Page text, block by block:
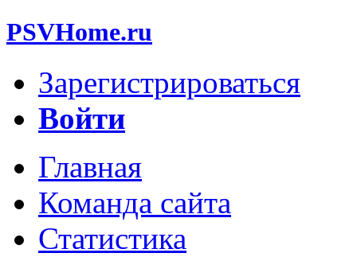
PSVHome.ru
Зарегистрироваться
Войти
Главная
Команда сайта
Статистика